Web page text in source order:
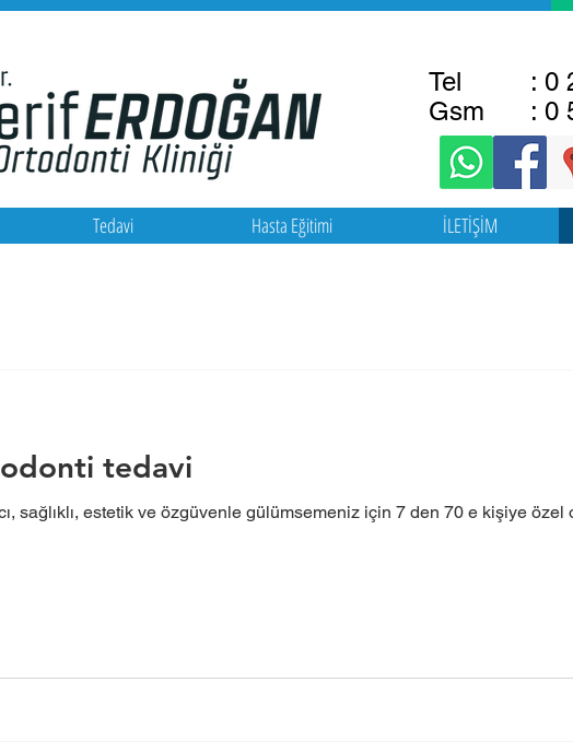
Tel : 0
Gsm : 0
Tedavi Hasta Eğitimi İLETİŞİM
tedavi
sağlıklı, estetik ve özgüvenle gülümsemeniz için 7 den 70 e kişiye özel